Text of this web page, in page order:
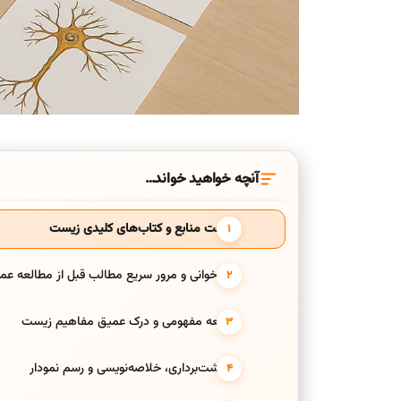
آنچه خواهید خواند…
شناخت منابع و کتاب‌های کلیدی زیست
پیش‌خوانی و مرور سریع مطالب قبل از مطالعه
مطالعه مفهومی و درک عمیق مفاهیم زیست
یادداشت‌برداری، خلاصه‌نویسی و رسم نمودار